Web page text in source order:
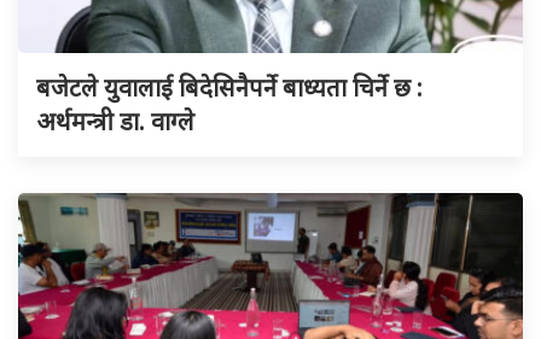
बजेटले युवालाई बिदेसिनैपर्ने बाध्यता चिर्ने छ :
अर्थमन्त्री डा. वाग्ले